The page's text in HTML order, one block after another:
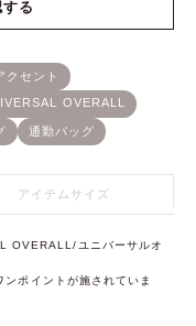
る
アイテムサイズ
OVERALL/ユニバーサルオ
ポイントが施されていま